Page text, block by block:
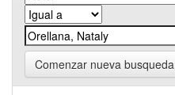
Comenzar nueva busqueda